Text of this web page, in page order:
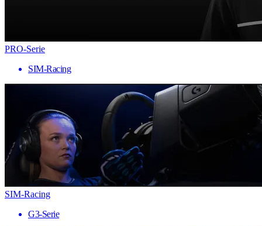
PRO-Serie
SIM-Racing
SIM-Racing
G3-Serie